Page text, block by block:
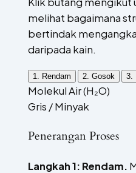
melihat bagaimana
bertindak
daripada kain.
1. Rendam 2. Gosok 3.
Molekul Air (H₂O)
Gris / Minyak
Penerangan Proses
Langkah 1: Rendam.